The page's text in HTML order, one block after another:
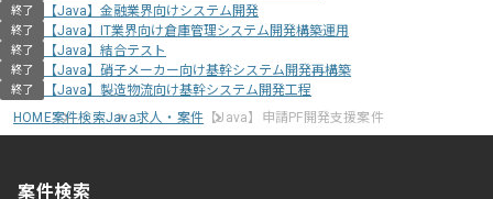
終了 【Java】金融業界向けシステム開発
終了 【Java】IT業界向け倉庫管理システム開発構築運用
終了 【Java】結合テスト
終了 【Java】硝子メーカー向け基幹システム開発再構築
終了
【Java】製造物流向け基幹システム開発工程
HOME案件検索Java求人・案件 【Java】申請PF開発支援案件
案件検索